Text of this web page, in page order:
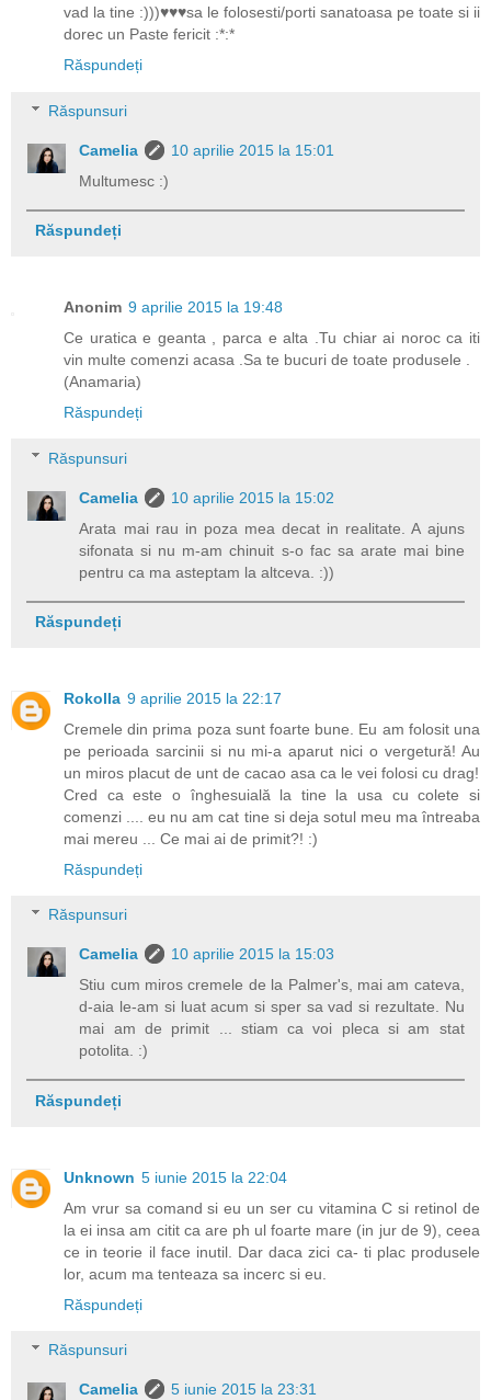
vad la tine :)))♥♥♥sa le folosesti/porti sanatoasa pe toate si ii
dorec un Paste fericit :*:*
Răspundeți
Răspunsuri
Camelia
10 aprilie 2015 la 15:01
Multumesc :)
Răspundeți
Anonim 9 aprilie 2015 la 19:48
Ce uratica e geanta , parca e alta .Tu chiar ai noroc ca iti
vin multe comenzi acasa .Sa te bucuri de toate produsele .
(Anamaria)
Răspundeți
Răspunsuri
Camelia
10 aprilie 2015 la 15:02
Arata mai rau in poza mea decat in realitate. A ajuns
sifonata si nu m-am chinuit s-o fac sa arate mai bine
pentru ca ma asteptam la altceva. :))
Răspundeți
Rokolla 9 aprilie 2015 la 22:17
Cremele din prima poza sunt foarte bune. Eu am folosit una
pe perioada sarcinii si nu mi-a aparut nici o vergetură! Au
un miros placut de unt de cacao asa ca le vei folosi cu drag!
Cred ca este o înghesuială la tine la usa cu colete si
comenzi .... eu nu am cat tine si deja sotul meu ma întreaba
mai mereu ... Ce mai ai de primit?! :)
Răspundeți
Răspunsuri
Camelia
10 aprilie 2015 la 15:03
Stiu cum miros cremele de la Palmer's, mai am cateva,
d-aia le-am si luat acum si sper sa vad si rezultate. Nu
mai am de primit ... stiam ca voi pleca si am stat
potolita. :)
Răspundeți
Unknown 5 iunie 2015 la 22:04
Am vrur sa comand si eu un ser cu vitamina C si retinol de
la ei insa am citit ca are ph ul foarte mare (in jur de 9), ceea
ce in teorie il face inutil. Dar daca zici ca- ti plac produsele
lor, acum ma tenteaza sa incerc si eu.
Răspundeți
Răspunsuri
Camelia
5 iunie 2015 la 23:31